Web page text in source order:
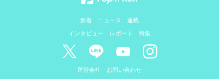
新着 ニュース
連載
インタビュー
レポート 特集
運営会社 お問い合わせ